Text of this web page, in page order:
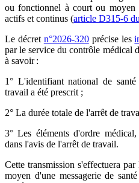
ou fonctionnel à court ou
actifs et continus (article D315-6
Le décret n°2026-320précise les
par le service du contrôle médical
à savoir :
1° L'identifiant national de
travail a été prescrit ;
2° La durée totale de l'arrêt de
3° Les éléments d'ordre
dans l'avis de l'arrêt de travail.
Cette transmission s'effectuera
moyen d'une messagerie de